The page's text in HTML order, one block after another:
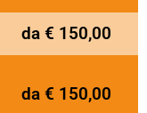
da € 150,00
da € 150,00